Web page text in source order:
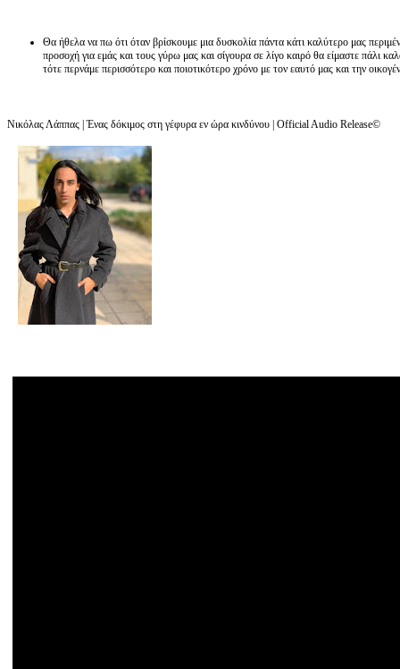
Θα ήθελα να πω ότι όταν βρίσκουμε μια δυσκολία πάντα κάτι καλύτερο μας
προσοχή για εμάς και τους γύρω μας και σίγουρα σε λίγο καιρό θα είμαστε πάλι
τότε περνάμε περισσότερο και ποιοτικότερο χρόνο με τον εαυτό μας και την
Νικόλας Λάππας | Ένας δόκιμος στη γέφυρα εν ώρα κινδύνου | Official Audio Release©